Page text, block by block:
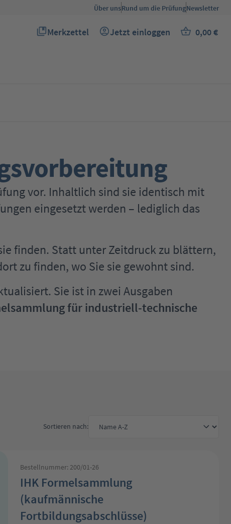
Über unsRund um die PrüfungNewsletter
Merkzettel
Du hast 0 Produkte auf dem Merkzettel
Jetzt einloggen 0,00 €
vor. Inhaltlich sind sie identisch mit
eingesetzt werden – lediglich das
finden. Statt unter Zeitdruck zu blättern,
zu finden, wo Sie sie gewohnt sind.
Sie ist in zwei Ausgaben
für industriell-technische
Sortieren nach:
Bestellnummer: 200/01-26
IHK Formelsammlung
(kaufmännische
Fortbildungsabschlüsse)